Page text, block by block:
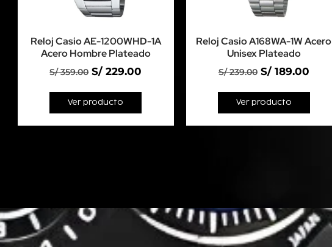
Reloj Casio AE-1200WHD-1A
Acero Hombre Plateado
S/359.00 S/ 229.00
Ver producto
Reloj Casio A168WA-1W Acero
Unisex Plateado
S/239.00 S/189.00
Ver producto